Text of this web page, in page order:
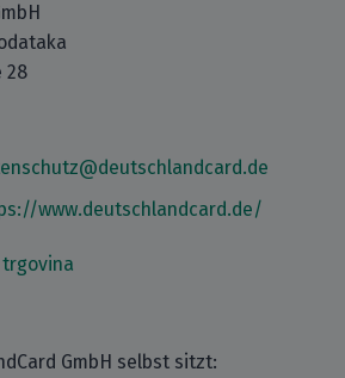
28
www.deutschlandcard.de/
trgovina
GmbH selbst sitzt: